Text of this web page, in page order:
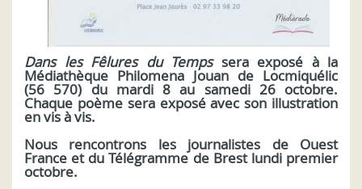
Dans les Fêlures du Tempssera exposé à la
Médiathèque Philomena Jouan de Locmiquélic
(56 570) du mardi 8 au samedi 26 octobre.
Chaque poème sera exposé avec son illustration
en vis à vis.
Nous rencontrons les journalistes de Ouest
France et du Télégramme de Brest lundi premier
octobre.